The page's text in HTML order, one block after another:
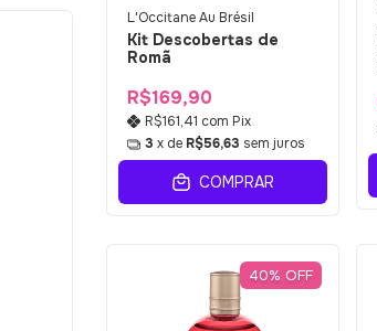
L'Occitane Au Brésil
Kit Descobertas de
Romã
R$169,90
R$161,41 com Pix
3 x de R$56,63 sem juros
COMPRAR
40% OFF